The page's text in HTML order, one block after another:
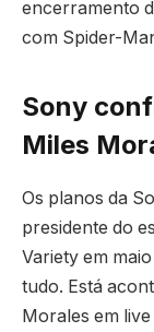
encerramento
com Spider-
Sony
Miles
Os planos da
presidente do
Variety em
tudo. Está
Morales em